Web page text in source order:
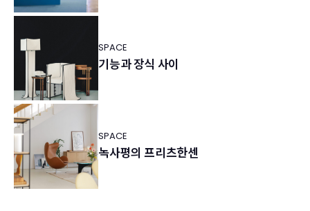
SPACE
기능과 장식 사이
SPACE
녹사평의 프리츠한센